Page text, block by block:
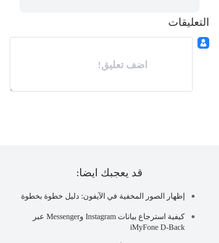
التعليقات
اضف تعليق!
قد يعجبك ايضا:
إظهار الصور المخفية في الآيفون: دليل خطوة بخطوة
كيفية استرجاع بيانات Instagram وMessenger عبر
iMyFone D-Back